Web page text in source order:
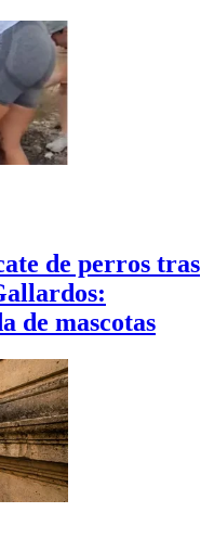
de perros tras
de mascotas